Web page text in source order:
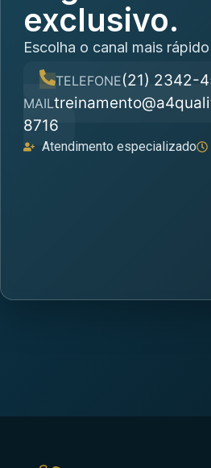
exclusivo.
Escolha o canal mais
TELEFONE(21) 2342-
MAIL
8716
Atendimento especializado